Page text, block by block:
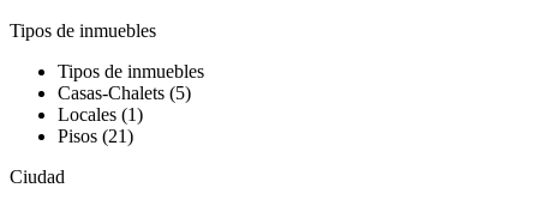
Tipos de inmuebles
Tipos de inmuebles
Casas-Chalets (5)
Locales (1)
Pisos (21)
Ciudad